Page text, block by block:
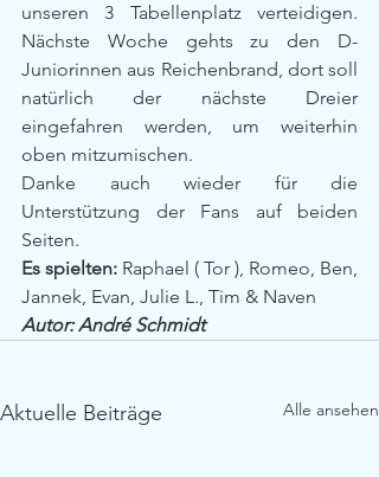
unseren 3 Tabellenplatz verteidigen.
Nächste Woche gehts zu den D-
Juniorinnen aus Reichenbrand, dort soll
natürlich der nächste Dreier
eingefahren werden, um weiterhin
oben mitzumischen.
Danke auch wieder für die
Unterstützung der Fans auf beiden
Seiten.
Es spielten: Raphael ( Tor ), Romeo, Ben,
Jannek, Evan, Julie L., Tim & Naven
Autor: André Schmidt
Aktuelle Beiträge Alle ansehen